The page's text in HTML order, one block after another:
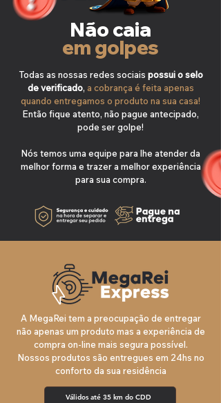
Não caia
em golpes
Todas as nossas redes sociais possui o selo
de verificado, a cobrança é feita apenas
quando entregamos o produto na sua casa!
Então fique atento, não pague antecipado,
pode ser golpe!
Nós temos uma equipe para lhe atender da
melhor forma e trazer a melhor experiência
para sua compra.
A MegaRei tem a preocupação de entregar
não apenas um produto mas a experiência de
compra on-line mais segura possível.
Nossos produtos são entregues em 24hs no
conforto da sua residência
Válidos até 35 km do CDD